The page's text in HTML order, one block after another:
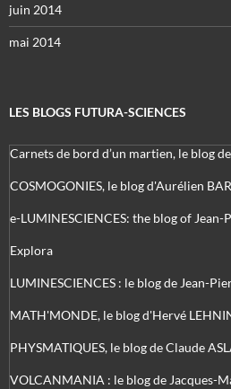
juin 2014
mai 2014
LES BLOGS FUTURA-SCIENCES
Carnets de bord d’un martien, le blog
COSMOGONIES, le blog d'Aurélien
e-LUMINESCIENCES: the blog of
Explora
LUMINESCIENCES : le blog de Jean-
MATH'MONDE, le blog d'Hervé
PHYSMATIQUES, le blog de Claude
VOLCANMANIA : le blog de Jacques-